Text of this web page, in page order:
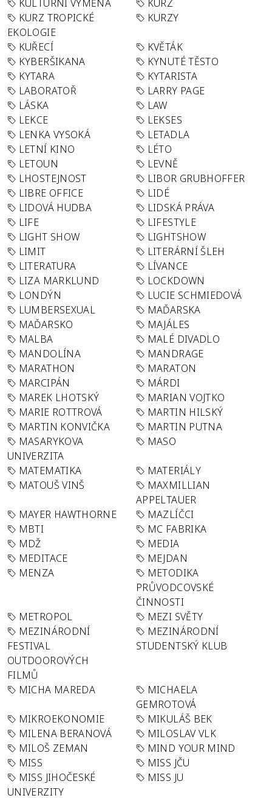
KULTURNÍ VÝMĚNA
KURZ
KURZ TROPICKÉ
EKOLOGIE
KURZY
KUŘECÍ
KVĚTÁK
KYBERŠIKANA
KYNUTÉ TĚSTO
KYTARA
KYTARISTA
LABORATOŘ
LARRY PAGE
LÁSKA
LAW
LEKCE
LEKSES
LENKA VYSOKÁ
LETADLA
LETNÍ KINO
LÉTO
LETOUN
LEVNĚ
LHOSTEJNOST
LIBOR GRUBHOFFER
LIBRE OFFICE
LIDÉ
LIDOVÁ HUDBA
LIDSKÁ PRÁVA
LIFE
LIFESTYLE
LIGHT SHOW
LIGHTSHOW
LIMIT
LITERÁRNÍ ŠLEH
LITERATURA
LÍVANCE
LIZA MARKLUND
LOCKDOWN
LONDÝN
LUCIE SCHMIEDOVÁ
LUMBERSEXUAL
MAĎARSKA
MAĎARSKO
MAJÁLES
MALBA
MALÉ DIVADLO
MANDOLÍNA
MANDRAGE
MARATHON
MARATON
MARCIPÁN
MÁRDI
MAREK LHOTSKÝ
MARIAN VOJTKO
MARIE ROTTROVÁ
MARTIN HILSKÝ
MARTIN KONVIČKA
MARTIN PUTNA
MASARYKOVA
UNIVERZITA
MASO
MATEMATIKA
MATERIÁLY
MATOUŠ VINŠ
MAXMILLIAN
APPELTAUER
MAYER HAWTHORNE
MAZLÍČCI
MBTI
MC FABRIKA
MDŽ
MEDIA
MEDITACE
MEJDAN
MENZA
METODIKA
PRŮVODCOVSKÉ
ČINNOSTI
METROPOL
MEZI SVĚTY
MEZINÁRODNÍ
FESTIVAL
OUTDOOROVÝCH
FILMŮ
MEZINÁRODNÍ
STUDENTSKÝ KLUB
MICHA MAREDA
MICHAELA
GEMROTOVÁ
MIKROEKONOMIE
MIKULÁŠ BEK
MILENA BERANOVÁ
MILOSLAV VLK
MILOŠ ZEMAN
MIND YOUR MIND
MISS
MISS JČU
MISS JIHOČESKÉ
UNIVERZITY
MISS JU